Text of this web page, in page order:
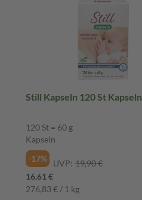
Still Kapseln 120 St Kapseln
120 St = 60 g
Kapseln
-17%
UVP: 19,90 €
16,61 €
276,83 € / 1 kg